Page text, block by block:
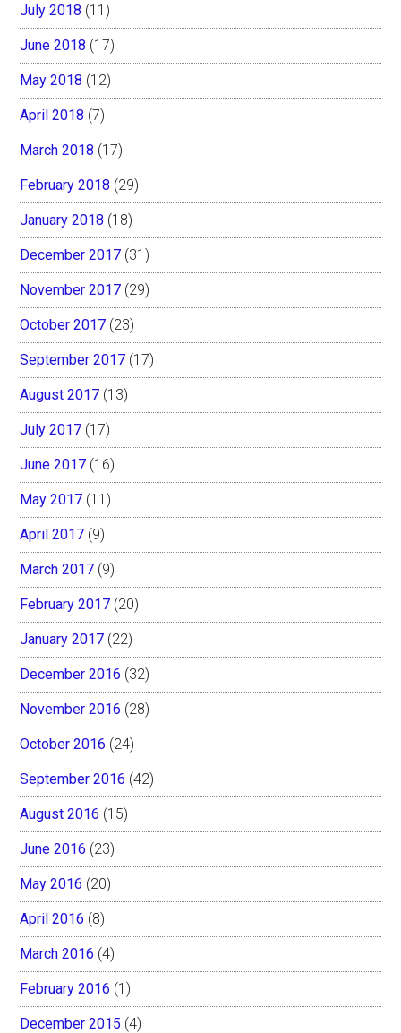
July 2018 (11)
June 2018 (17)
May 2018 (12)
April 2018 (7)
March 2018 (17)
February 2018 (29)
January 2018 (18)
December 2017 (31)
November 2017 (29)
October 2017 (23)
September 2017 (17)
August 2017 (13)
July 2017 (17)
June 2017 (16)
May 2017 (11)
April 2017 (9)
March 2017 (9)
February 2017 (20)
January 2017 (22)
December 2016 (32)
November 2016 (28)
October 2016 (24)
September 2016 (42)
August 2016 (15)
June 2016 (23)
May 2016 (20)
April 2016 (8)
March 2016 (4)
February 2016 (1)
December 2015 (4)